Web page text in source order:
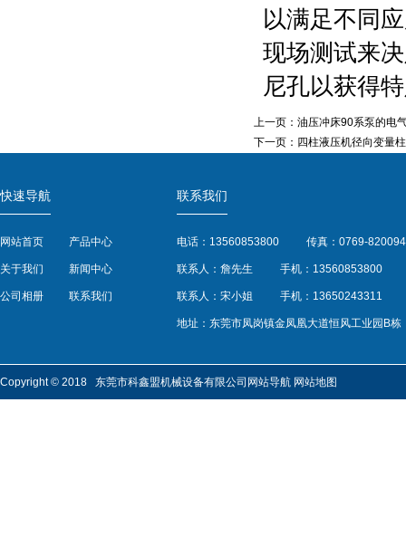
以满足不同
现场测试来
尼孔以获得
上一页： 油压冲床90系泵的电
下一页： 四柱液压机径向变量
快速导航
网站首页 产品中心
关于我们 新闻中心
公司相册 联系我们
联系我们
电话：13560853800 传真：0769-
联系人：詹先生 手机：13560853800
联系人：宋小姐 手机：13650243311
地址：东莞市凤岗镇金凤凰大道恒风工业园B栋
Copyright © 2018 东莞市科鑫盟机械设备有限公司 网站导航 网站地图